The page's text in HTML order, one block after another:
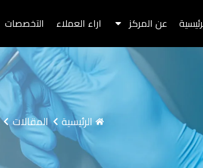
عن المركز اراء العملاء التخصصات
الرئيسية المقالات